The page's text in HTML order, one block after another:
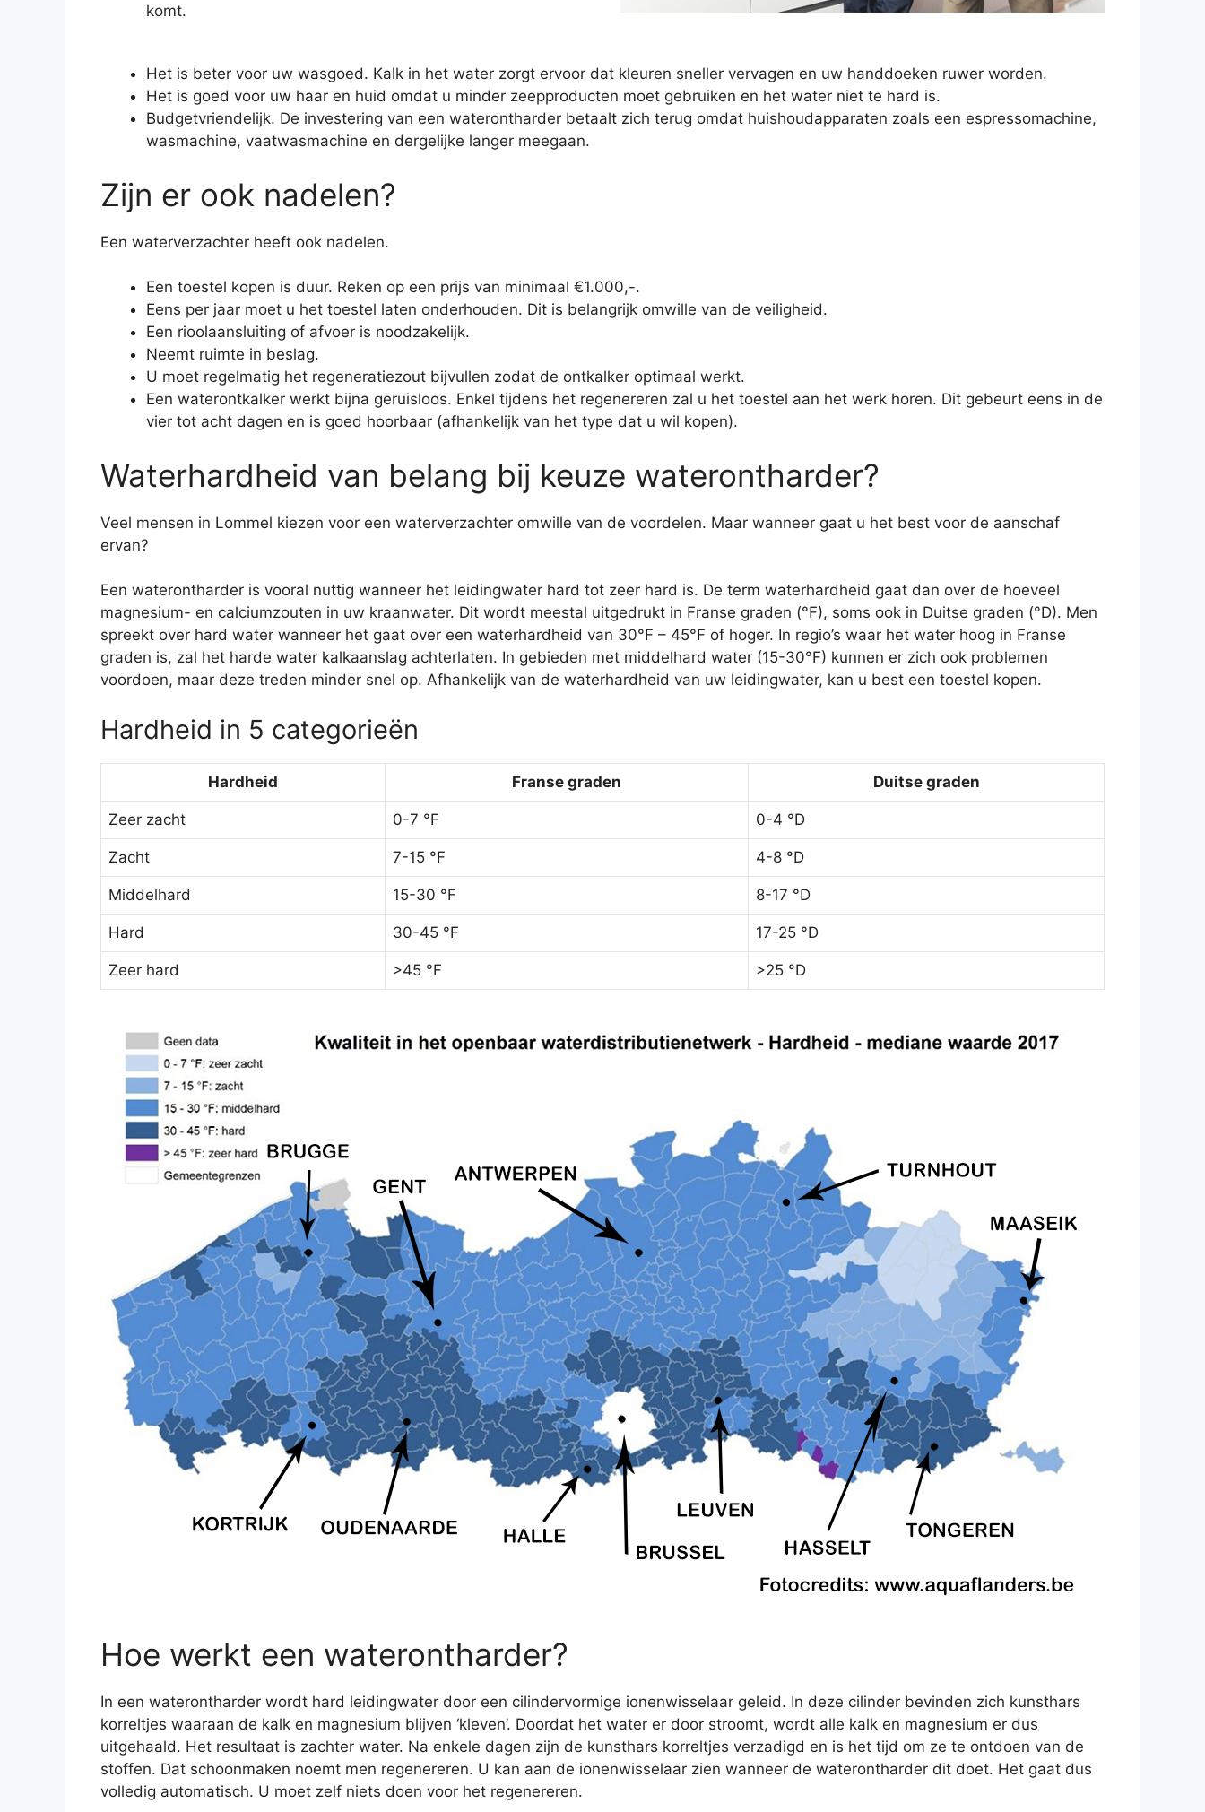
komt.
Het is beter voor uw wasgoed. Kalk in het water zorgt ervoor dat kleuren sneller vervagen en uw handdoeken ruwer worden.
Het is goed voor uw haar en huid omdat u minder zeepproducten moet gebruiken en het water niet te hard is.
Budgetvriendelijk. De investering van een waterontharder betaalt zich terug omdat huishoudapparaten zoals een espressomachine,
wasmachine, vaatwasmachine en dergelijke langer meegaan.
Zijn er ook nadelen?
Een waterverzachter heeft ook nadelen.
Een toestel kopen is duur. Reken op een prijs van minimaal €1.000,-.
Eens per jaar moet u het toestel laten onderhouden. Dit is belangrijk omwille van de veiligheid.
Een rioolaansluiting of afvoer is noodzakelijk.
Neemt ruimte in beslag.
U moet regelmatig het regeneratiezout bijvullen zodat de ontkalker optimaal werkt.
Een waterontkalker werkt bijna geruisloos. Enkel tijdens het regenereren zal u het toestel aan het werk horen. Dit gebeurt eens in de
vier tot acht dagen en is goed hoorbaar (afhankelijk van het type dat u wil kopen).
Waterhardheid van belang bij keuze waterontharder?
Veel mensen in Lommel kiezen voor een waterverzachter omwille van de voordelen. Maar wanneer gaat u het best voor de aanschaf
ervan?
Een waterontharder is vooral nuttig wanneer het leidingwater hard tot zeer hard is. De term waterhardheid gaat dan over de hoeveel
magnesium- en calciumzouten in uw kraanwater. Dit wordt meestal uitgedrukt in Franse graden (°F), soms ook in Duitse graden (°D). Men
spreekt over hard water wanneer het gaat over een waterhardheid van 30°F – 45°F of hoger. In regio’s waar het water hoog in Franse
graden is, zal het harde water kalkaanslag achterlaten. In gebieden met middelhard water (15-30°F) kunnen er zich ook problemen
voordoen, maar deze treden minder snel op. Afhankelijk van de waterhardheid van uw leidingwater, kan u best een toestel kopen.
Hardheid in 5 categorieën
Hardheid Franse graden Duitse graden
Zeer zacht 0-7 °F 0-4 °D
Zacht 7-15 °F 4-8 °D
Middelhard 15-30 °F 8-17 °D
Hard 30-45 °F 17-25 °D
Zeer hard >45 °F >25 °D
Hoe werkt een waterontharder?
In een waterontharder wordt hard leidingwater door een cilindervormige ionenwisselaar geleid. In deze cilinder bevinden zich kunsthars
korreltjes waaraan de kalk en magnesium blijven ‘kleven’. Doordat het water er door stroomt, wordt alle kalk en magnesium er dus
uitgehaald. Het resultaat is zachter water. Na enkele dagen zijn de kunsthars korreltjes verzadigd en is het tijd om ze te ontdoen van de
stoffen. Dat schoonmaken noemt men regenereren. U kan aan de ionenwisselaar zien wanneer de waterontharder dit doet. Het gaat dus
volledig automatisch. U moet zelf niets doen voor het regenereren.